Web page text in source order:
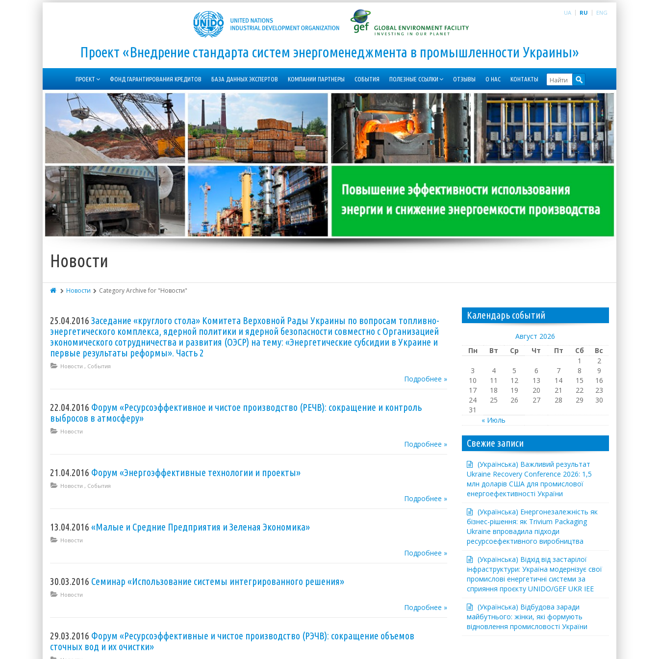
UA RU ENG
Проект «Внедрение стандарта систем энергоменеджмента в промышленности Украины»
ПРОЕКТ ФОНД ГАРАНТИРОВАНИЯ КРЕДИТОВ БАЗА ДАННЫХ ЭКСПЕРТОВ КОМПАНИИ ПАРТНЕРЫ СОБЫТИЯ ПОЛЕЗНЫЕ ССЫЛКИ ОТЗЫВЫ О НАС КОНТАКТЫ
Новости
Новости Category Archive for "Новости"
25.04.2016 Заседание «круглого стола» Комитета Верховной Рады Украины по вопросам топливно-
энергетического комплекса, ядерной политики и ядерной безопасности совместно с Организацией
экономического сотрудничества и развития (ОЭСР) на тему: «Энергетические субсидии в Украине и
первые результаты реформы». Часть 2
Новости , События
Подробнее »
22.04.2016 Форум «Ресурсоэффективное и чистое производство (РЕЧВ): сокращение и контроль
выбросов в атмосферу»
Новости
Подробнее »
21.04.2016 Форум «Энергоэффективные технологии и проекты»
Новости , События
Подробнее »
13.04.2016 «Малые и Средние Предприятия и Зеленая Экономика»
Новости
Подробнее »
30.03.2016 Семинар «Использование системы интегрированного решения»
Новости
Подробнее »
29.03.2016 Форум «Ресурсоэффективные и чистое производство (РЭЧВ): сокращение объемов
сточных вод и их очистки»
Календарь событий
Август 2026
Пн
Вт Ср Чт Пт Сб Вс
« Июль
1
2
3
4 5 6 7 8
9
10
11 12 13 14 15
16
17
18 19 20 21 22
23
24
25 26 27 28 29
30
31
Свежие записи
(Українська) Важливий результат
Ukraine Recovery Conference 2026: 1,5
млн доларів США для промислової
енергоефективності України
(Українська) Енергонезалежність як
бізнес-рішення: як Trivium Packaging
Ukraine впровадила підходи
ресурсоефективного виробництва
(Українська) Відхід від застарілої
інфраструктури: Україна модернізує свої
промислові енергетичні системи за
сприяння проєкту UNIDO/GEF UKR IEE
(Українська) Відбудова заради
майбутнього: жінки, які формують
відновлення промисловості України